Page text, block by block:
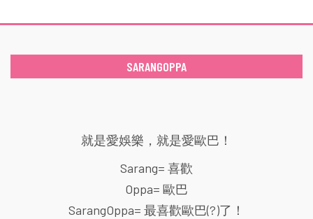
SARANGOPPA
就是愛娛樂，就是愛歐巴！
Sarang= 喜歡
Oppa= 歐巴
SarangOppa= 最喜歡歐巴(?)了！